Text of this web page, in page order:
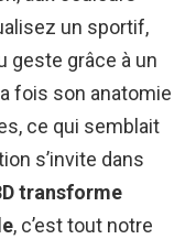
un sportif,
geste grâce à un
fois son anatomie
ce qui semblait
s’invite dans
transforme
, c’est tout notre